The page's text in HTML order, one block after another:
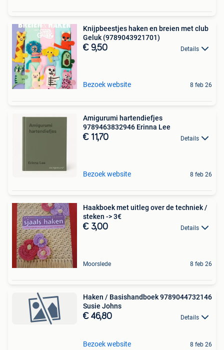
Knijpbeestjes haken en breien met club
Geluk (9789043921701)
€ 9,50 Details
Bezoek website 8 feb 26
Amigurumi hartendiefjes
9789463832946 Erinna Lee
€ 11,70 Details
Bezoek website 8 feb 26
Haakboek met uitleg over de techniek /
steken -> 3€
€ 3,00 Details
Moorslede 8 feb 26
Haken / Basishandboek 9789044732146
Susie Johns
€ 46,80 Details
Bezoek website 8 feb 26